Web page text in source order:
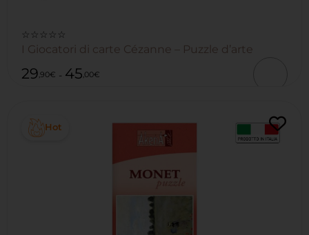
☆☆☆☆☆
I Giocatori di carte Cézanne – Puzzle d’arte
29,90€ - 45,00€
Hot